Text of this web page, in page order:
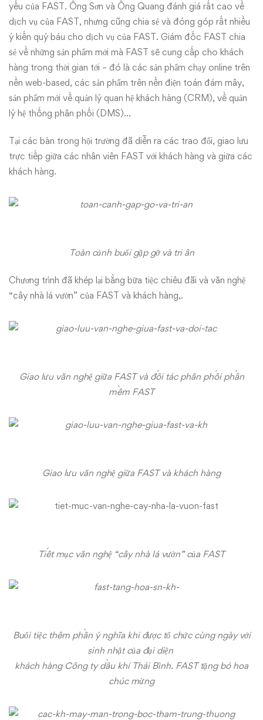
yếu của FAST. Ông Sơn và Ông Quang đánh giá rất cao về
dịch vụ của FAST, nhưng cũng chia sẻ và đóng góp rất nhiều
ý kiến quý báu cho dịch vụ của FAST. Giám đốc FAST chia
sẻ về những sản phẩm mới mà FAST sẽ cung cấp cho khách
hàng trong thời gian tới – đó là các sản phẩm chạy online trên
nền web-based, các sản phẩm trên nền điện toán đám mây,
sản phẩm mới về quản lý quan hệ khách hàng (CRM), về quản
lý hệ thống phân phối (DMS)…
Tại các bàn trong hội trường đã diễn ra các trao đổi, giao lưu
trực tiếp giữa các nhân viên FAST với khách hàng và giữa các
khách hàng.
Toàn cảnh buổi gặp gỡ và tri ân
Chương trình đã khép lại bằng bữa tiệc chiêu đãi và văn nghệ
“cây nhà lá vườn” của FAST và khách hàng,.
Giao lưu văn nghệ giữa FAST và đối tác phân phối phần
mềm FAST
Giao lưu văn nghệ giữa FAST và khách hàng
Tiết mục văn nghệ “cây nhà lá vườn” của FAST
Buổi tiệc thêm phần ý nghĩa khi được tổ chức cùng ngày với
sinh nhật của đại diện
khách hàng Công ty dầu khí Thái Bình. FAST tặng bó hoa
chúc mừng